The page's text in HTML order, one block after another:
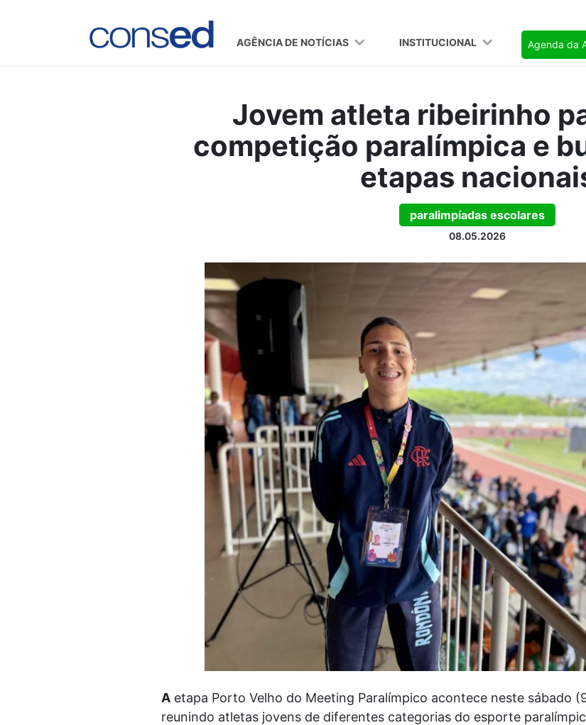
AGÊNCIA DE NOTÍCIAS INSTITUCIONAL Agenda da
Jovem atleta ribeirinho
competição paralímpica e
etapas
paralimpíadas escolares
08.05.2026
A etapa Porto Velho do Meeting Paralímpico acontece neste sábado
reunindo atletas jovens de diferentes categorias do esporte